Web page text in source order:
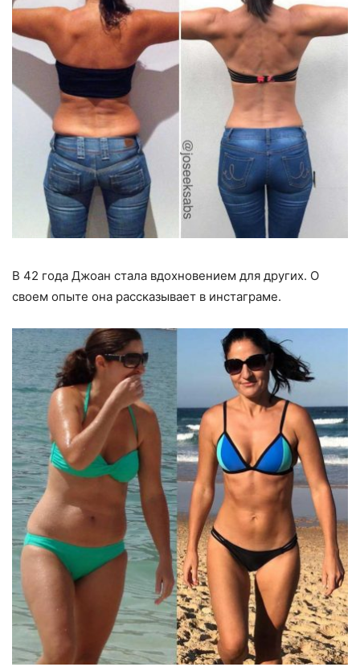
В 42 года Джоан стала вдохновением для других. О
своем опыте она рассказывает в инстаграме.